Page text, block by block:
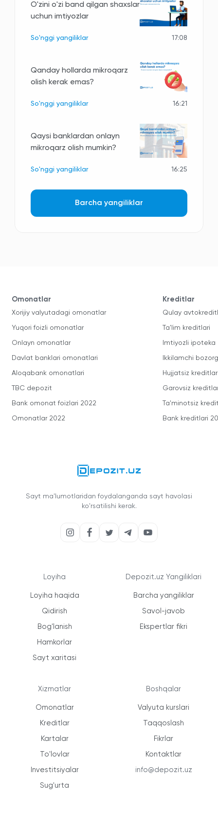
O'zini o'zi band qilgan shaxslar
uchun imtiyozlar
So'nggi yangiliklar 17:08
Qanday hollarda mikroqarz
olish kerak emas?
So'nggi yangiliklar 16:21
Qaysi banklardan onlayn
mikroqarz olish mumkin?
So'nggi yangiliklar 16:25
Barcha yangiliklar
Omonatlar
Xorijiy valyutadagi omonatlar
Yuqori foizli omonatlar
Onlayn omonatlar
Davlat banklari omonatlari
Aloqabank omonatlari
TBC depozit
Bank omonat foizlari 2022
Omonatlar 2022
Kreditlar
Qulay
Ta'lim kreditlari
Imtiyozli ipoteka
Ikkilamchi
Hujjatsiz kreditlar
Garovsiz
Ta'minotsiz
Bank kreditlari
Sayt ma'lumotlaridan foydalanganda sayt havolasi
ko'rsatilishi kerak.
Loyiha
Loyiha haqida
Qidirish
Bog'lanish
Hamkorlar
Sayt xaritasi
Xizmatlar
Omonatlar
Kreditlar
Kartalar
To'lovlar
Investitsiyalar
Sug'urta
Depozit.uz Yangiliklari
Barcha yangiliklar
Savol-javob
Ekspertlar fikri
Boshqalar
Valyuta kurslari
Taqqoslash
Fikrlar
Kontaktlar
info@depozit.uz